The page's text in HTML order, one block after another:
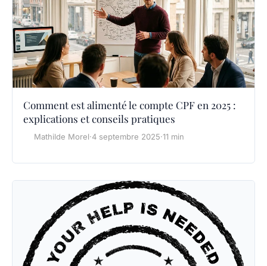
Comment est alimenté le compte CPF en 2025 :
explications et conseils pratiques
Mathilde Morel·4 septembre 2025·11 min